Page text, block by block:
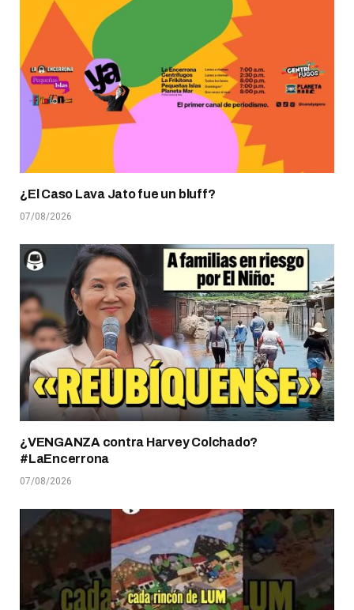
¿El Caso Lava Jato fue un bluff?
07/08/2026
¿VENGANZA contra Harvey Colchado?
#LaEncerrona
07/08/2026